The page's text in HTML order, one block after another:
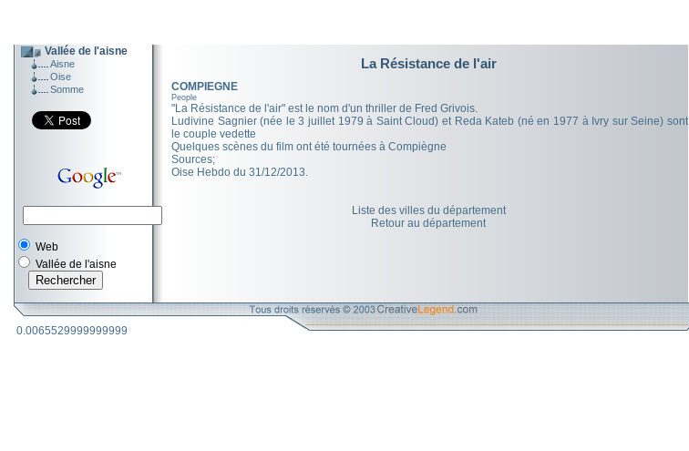
Vallée de l'aisne
Aisne
Oise
Somme
Web
Vallée de l'aisne
La Résistance de l'air
COMPIEGNE
People
"La Résistance de l'air" est le nom d'un thriller de Fred Grivois.
Ludivine Sagnier (née le 3 juillet 1979 à Saint Cloud) et Reda Kateb (né en 1977 à Ivry sur Seine) sont
le couple vedette
Quelques scènes du film ont été tournées à Compiègne
Sources;
Oise Hebdo du 31/12/2013.
Liste des villes du département
Retour au département
0.0065529999999999